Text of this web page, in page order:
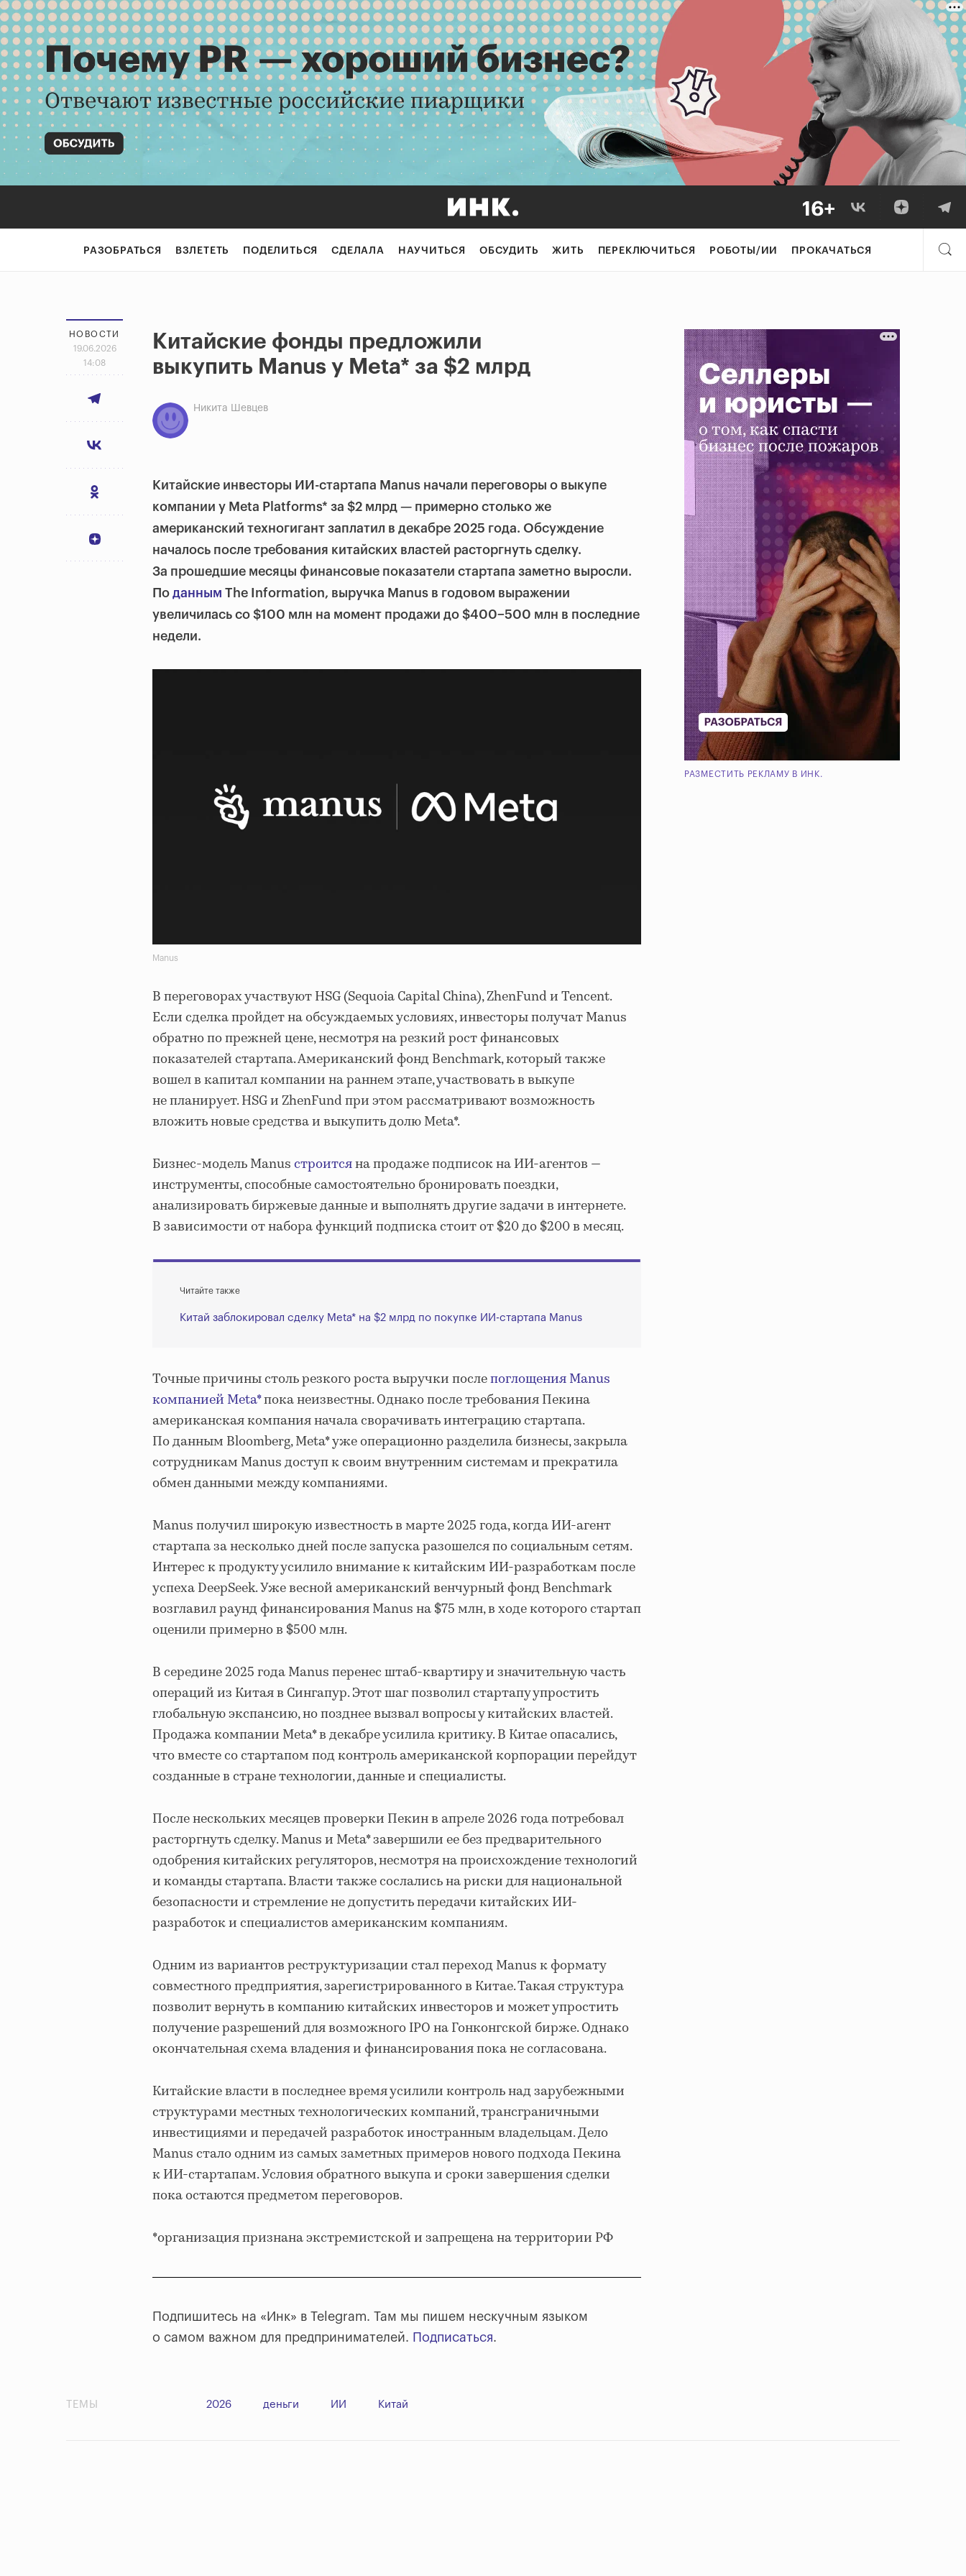
РАЗОБРАТЬСЯ ВЗЛЕТЕТЬ ПОДЕЛИТЬСЯ СДЕЛАЛА НАУЧИТЬСЯ ОБСУДИТЬ ЖИТЬ ПЕРЕКЛЮЧИТЬСЯ РОБОТЫ/ИИ ПРОКАЧАТЬСЯ
НОВОСТИ
19.06.2026
14:08
Китайские фонды предложили
выкупить Manus у Meta* за $2 млрд
Никита Шевцев
Китайские инвесторы ИИ-стартапа Manus начали переговоры о выкупе
компании у Meta Platforms* за $2 млрд — примерно столько же
американский техногигант заплатил в декабре 2025 года. Обсуждение
началось после требования китайских властей расторгнуть сделку.
За прошедшие месяцы финансовые показатели стартапа заметно выросли.
По данным The Information, выручка Manus в годовом выражении
увеличилась со $100 млн на момент продажи до $400−500 млн в последние
недели.
Manus
В переговорах участвуют HSG (Sequoia Capital China), ZhenFund и Tencent.
Если сделка пройдет на обсуждаемых условиях, инвесторы получат Manus
обратно по прежней цене, несмотря на резкий рост финансовых
показателей стартапа. Американский фонд Benchmark, который также
вошел в капитал компании на раннем этапе, участвовать в выкупе
не планирует. HSG и ZhenFund при этом рассматривают возможность
вложить новые средства и выкупить долю Meta*.
Бизнес-модель Manusстроитсяна продаже подписок на ИИ-агентов —
инструменты, способные самостоятельно бронировать поездки,
анализировать биржевые данные и выполнять другие задачи в интернете.
В зависимости от набора функций подписка стоит от $20 до $200 в месяц.
Читайте также
Китай заблокировал сделку Meta* на $2 млрд по покупке ИИ-стартапа Manus
Точные причины столь резкого роста выручки послепоглощения Manus
компанией Meta*пока неизвестны. Однако после требования Пекина
американская компания начала сворачивать интеграцию стартапа.
По данным Bloomberg, Meta* уже операционно разделила бизнесы, закрыла
сотрудникам Manus доступ к своим внутренним системам и прекратила
обмен данными между компаниями.
Manus получил широкую известность в марте 2025 года, когда ИИ-агент
стартапа за несколько дней после запуска разошелся по социальным сетям.
Интерес к продукту усилило внимание к китайским ИИ-разработкам после
успеха DeepSeek. Уже весной американский венчурный фонд Benchmark
возглавил раунд финансирования Manus на $75 млн, в ходе которого стартап
оценили примерно в $500 млн.
В середине 2025 года Manus перенес штаб-квартиру и значительную часть
операций из Китая в Сингапур. Этот шаг позволил стартапу упростить
глобальную экспансию, но позднее вызвал вопросы у китайских властей.
Продажа компании Meta* в декабре усилила критику. В Китае опасались,
что вместе со стартапом под контроль американской корпорации перейдут
созданные в стране технологии, данные и специалисты.
После нескольких месяцев проверки Пекин в апреле 2026 года потребовал
расторгнуть сделку. Manus и Meta* завершили ее без предварительного
одобрения китайских регуляторов, несмотря на происхождение технологий
и команды стартапа. Власти также сослались на риски для национальной
безопасности и стремление не допустить передачи китайских ИИ-
разработок и специалистов американским компаниям.
Одним из вариантов реструктуризации стал переход Manus к формату
совместного предприятия, зарегистрированного в Китае. Такая структура
позволит вернуть в компанию китайских инвесторов и может упростить
получение разрешений для возможного IPO на Гонконгской бирже. Однако
окончательная схема владения и финансирования пока не согласована.
Китайские власти в последнее время усилили контроль над зарубежными
структурами местных технологических компаний, трансграничными
инвестициями и передачей разработок иностранным владельцам. Дело
Manus стало одним из самых заметных примеров нового подхода Пекина
к ИИ-стартапам. Условия обратного выкупа и сроки завершения сделки
пока остаются предметом переговоров.
*организация признана экстремистской и запрещена на территории РФ
Подпишитесь на «Инк» в Telegram. Там мы пишем нескучным языком
о самом важном для предпринимателей. Подписаться.
РАЗМЕСТИТЬ РЕКЛАМУ В ИНК.
ТЕМЫ 2026 деньги ИИ Китай